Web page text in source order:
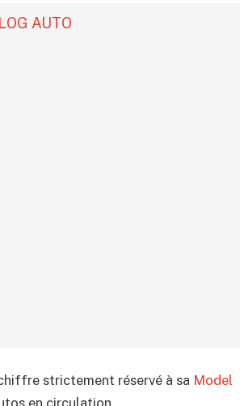
AUTO
strictement réservé à sa Model
en circulation.